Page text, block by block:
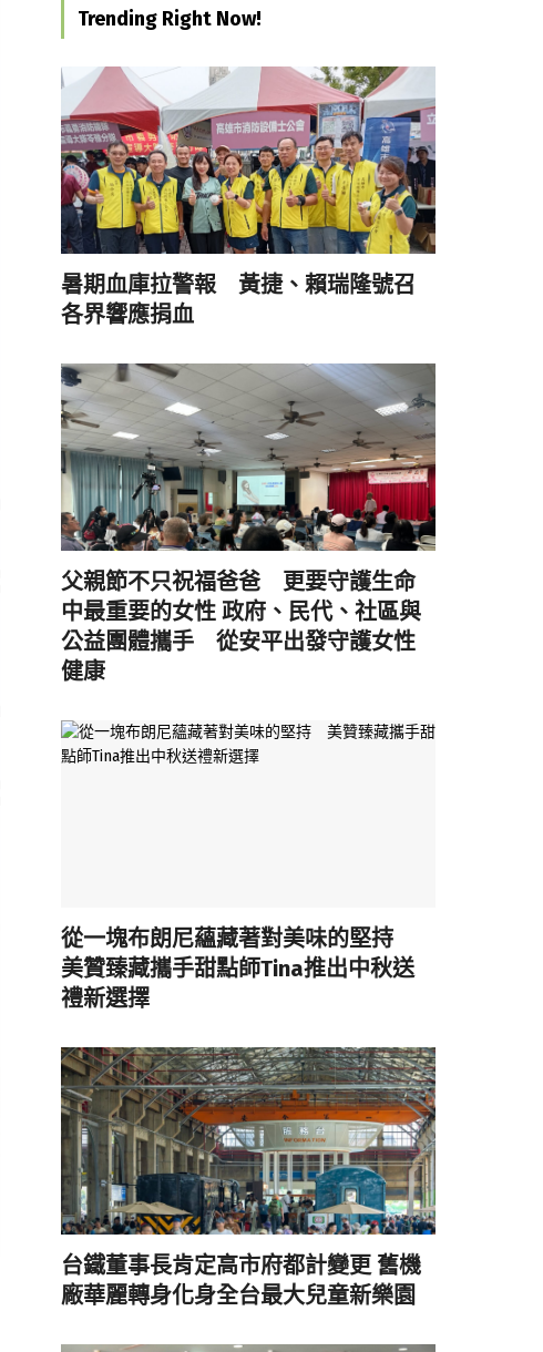
Trending Right Now!
暑期血庫拉警報 黃捷、賴瑞隆號召
各界響應捐血
父親節不只祝福爸爸 更要守護生命
中最重要的女性 政府、民代、社區與
公益團體攜手 從安平出發守護女性
健康
從一塊布朗尼蘊藏著對美味的堅持
美贊臻藏攜手甜點師Tina推出中秋送
禮新選擇
台鐵董事長肯定高市府都計變更 舊機
廠華麗轉身化身全台最大兒童新樂園